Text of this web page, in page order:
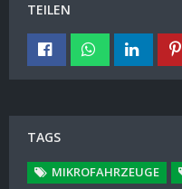
TEILEN
TAGS
MIKROFAHRZEUGE